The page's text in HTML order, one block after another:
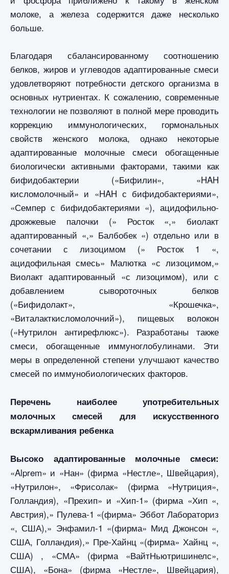
молоке, а железа содержится даже несколько
больше.
Благодаря сбалансированному соотношению
белков, жиров и углеводов адаптированные смеси
удовлетворяют потребности детского организма в
основных нутриентах. К сожалению, современные
технологии не позволяют в полной мере проводить
коррекцию иммунологических, гормональных
свойств женского молока, однако некоторые
адаптированные молочные смеси обогащенные
биологически активными факторами, такими как
бифидобактерии («Бифилин», «HAH
кисломолочный» и «HAH с бифидобактериями»,
«Семпер с бифидобактериями «), ацидофильно-
дрожжевые палочки (» Росток «,» биолакт
адаптированный «,» Балбобек «) отдельно или в
сочетании с лизоцимом (» Росток 1 «,
ацидофильная смесь» Малютка «с лизоцимом,»
Виолакт адаптированный «с лизоцимом), или с
добавлением сывороточных белков
(«Бифидолакт», «Крошечка»,
«Виталакткисломолочний»), пищевых волокон
(«Нутрилон антирефлюкс»). Разработаны также
смеси, обогащенные иммуноглобулинами. Эти
меры в определенной степени улучшают качество
смесей по иммунобиологических факторов.
Перечень наиболее употребительных
молочных смесей для искусственного
вскармливания ребенка
Высоко адаптированные молочные смеси:
«Alprem» и «Нан» (фирма «Нестле», Швейцария),
«Нутрилон», «Фрисолак» (фирма «Нутриция»,
Голландия), «Прехип» и «Хип-1» (фирма «Хип «,
Австрия),» Пулева-1 «(фирма» Эббот Лабораториз
«, США),» Энфамил-1 «(фирма» Мид Джонсон «,
США, Голландия),» Пре-Хайнц «(фирма» Хайнц «,
США) , «СМА» (фирма «ВайтНьютришинелс»,
США), «Бона» (фирма «Нестле», Швейцария),